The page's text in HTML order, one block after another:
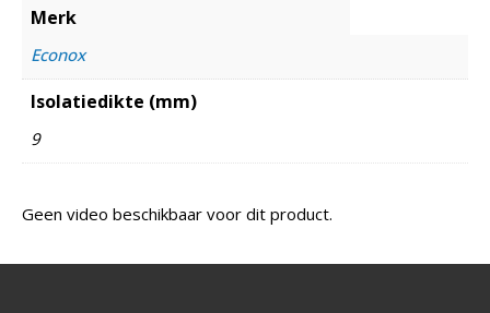
Merk
Econox
Isolatiedikte (mm)
9
Geen video beschikbaar voor dit product.